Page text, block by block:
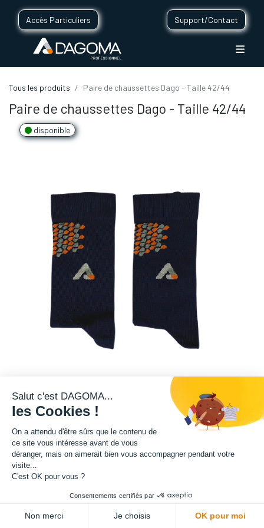
Accès Particuliers Support/Contact
Tous les produits Paire de chaussettes Dago - Taille 42/44
Paire de chaussettes Dago - Taille 42/44
disponible
Chaussettes DAGOMA tricotées dans le nord par l’entreprise Les Trois
Tricoteurs.
Matière : coton biologique et polyamide recyclé
Taille : 42/44. Disponible aussi en 39/41.
Pour en savoir plus, voir plus bas sur la page.
9,99€HT
€ TVA comprise
Salut c'est DAGOMA...
les Cookies !
On a attendu d'être sûrs que le contenu de
ce site vous intéresse avant de vous
déranger, mais on aimerait bien vous accompagner pendant votre
visite...
C'est OK pour vous ?
Consentements certifiés par
Non merci Je choisis OK pour moi